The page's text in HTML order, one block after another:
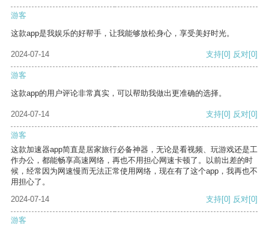
游客
这款app是我娱乐的好帮手，让我能够放松身心，享受美好时光。
2024-07-14 支持[0] 反对[0]
游客
这款app的用户评论非常真实，可以帮助我做出更准确的选择。
2024-07-14 支持[0] 反对[0]
游客
这款加速器app简直是居家旅行必备神器，无论是看视频、玩游戏还是工
作办公，都能畅享高速网络，再也不用担心网速卡顿了。以前出差的时
候，经常因为网速慢而无法正常使用网络，现在有了这个app，我再也不
用担心了。
2024-07-14
支持[0] 反对[0]
游客